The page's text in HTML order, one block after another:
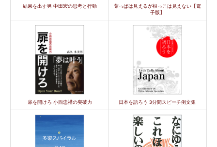
結果を出す男 中田宏の思考と行動
葉っぱは見えるが根っこは見えない【電
子版】
扉を開けろ 小西忠禮の突破力 日本を語ろう 3分間スピーチ例文集